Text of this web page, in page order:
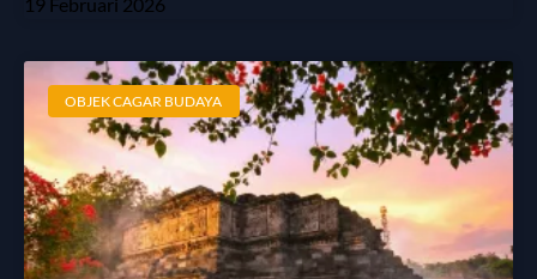
19 Februari 2026
OBJEK CAGAR BUDAYA